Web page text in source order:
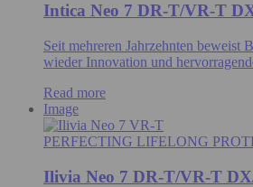
Intica Neo 7 DR-T/VR-T
Seit mehreren Jahrzehnten
wieder Innovation und
Read more
Image
PERFECTING LIFELONG
Ilivia Neo 7 DR-T/VR-T